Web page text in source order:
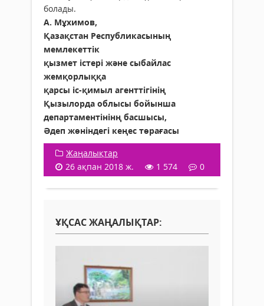
болады.
А. Мұхимов,
Қазақстан Республикасының
мемлекеттік
қызмет істері және сыбайлас
жемқорлыққа
қарсы іс-қимыл агенттігінің
Қызылорда облысы бойынша
департаментінінң басшысы,
Әдеп жөніндегі кеңес төрағасы
Жаңалықтар
26 ақпан 2018 ж.
1 574 0
ҰҚСАС ЖАҢАЛЫҚТАР: